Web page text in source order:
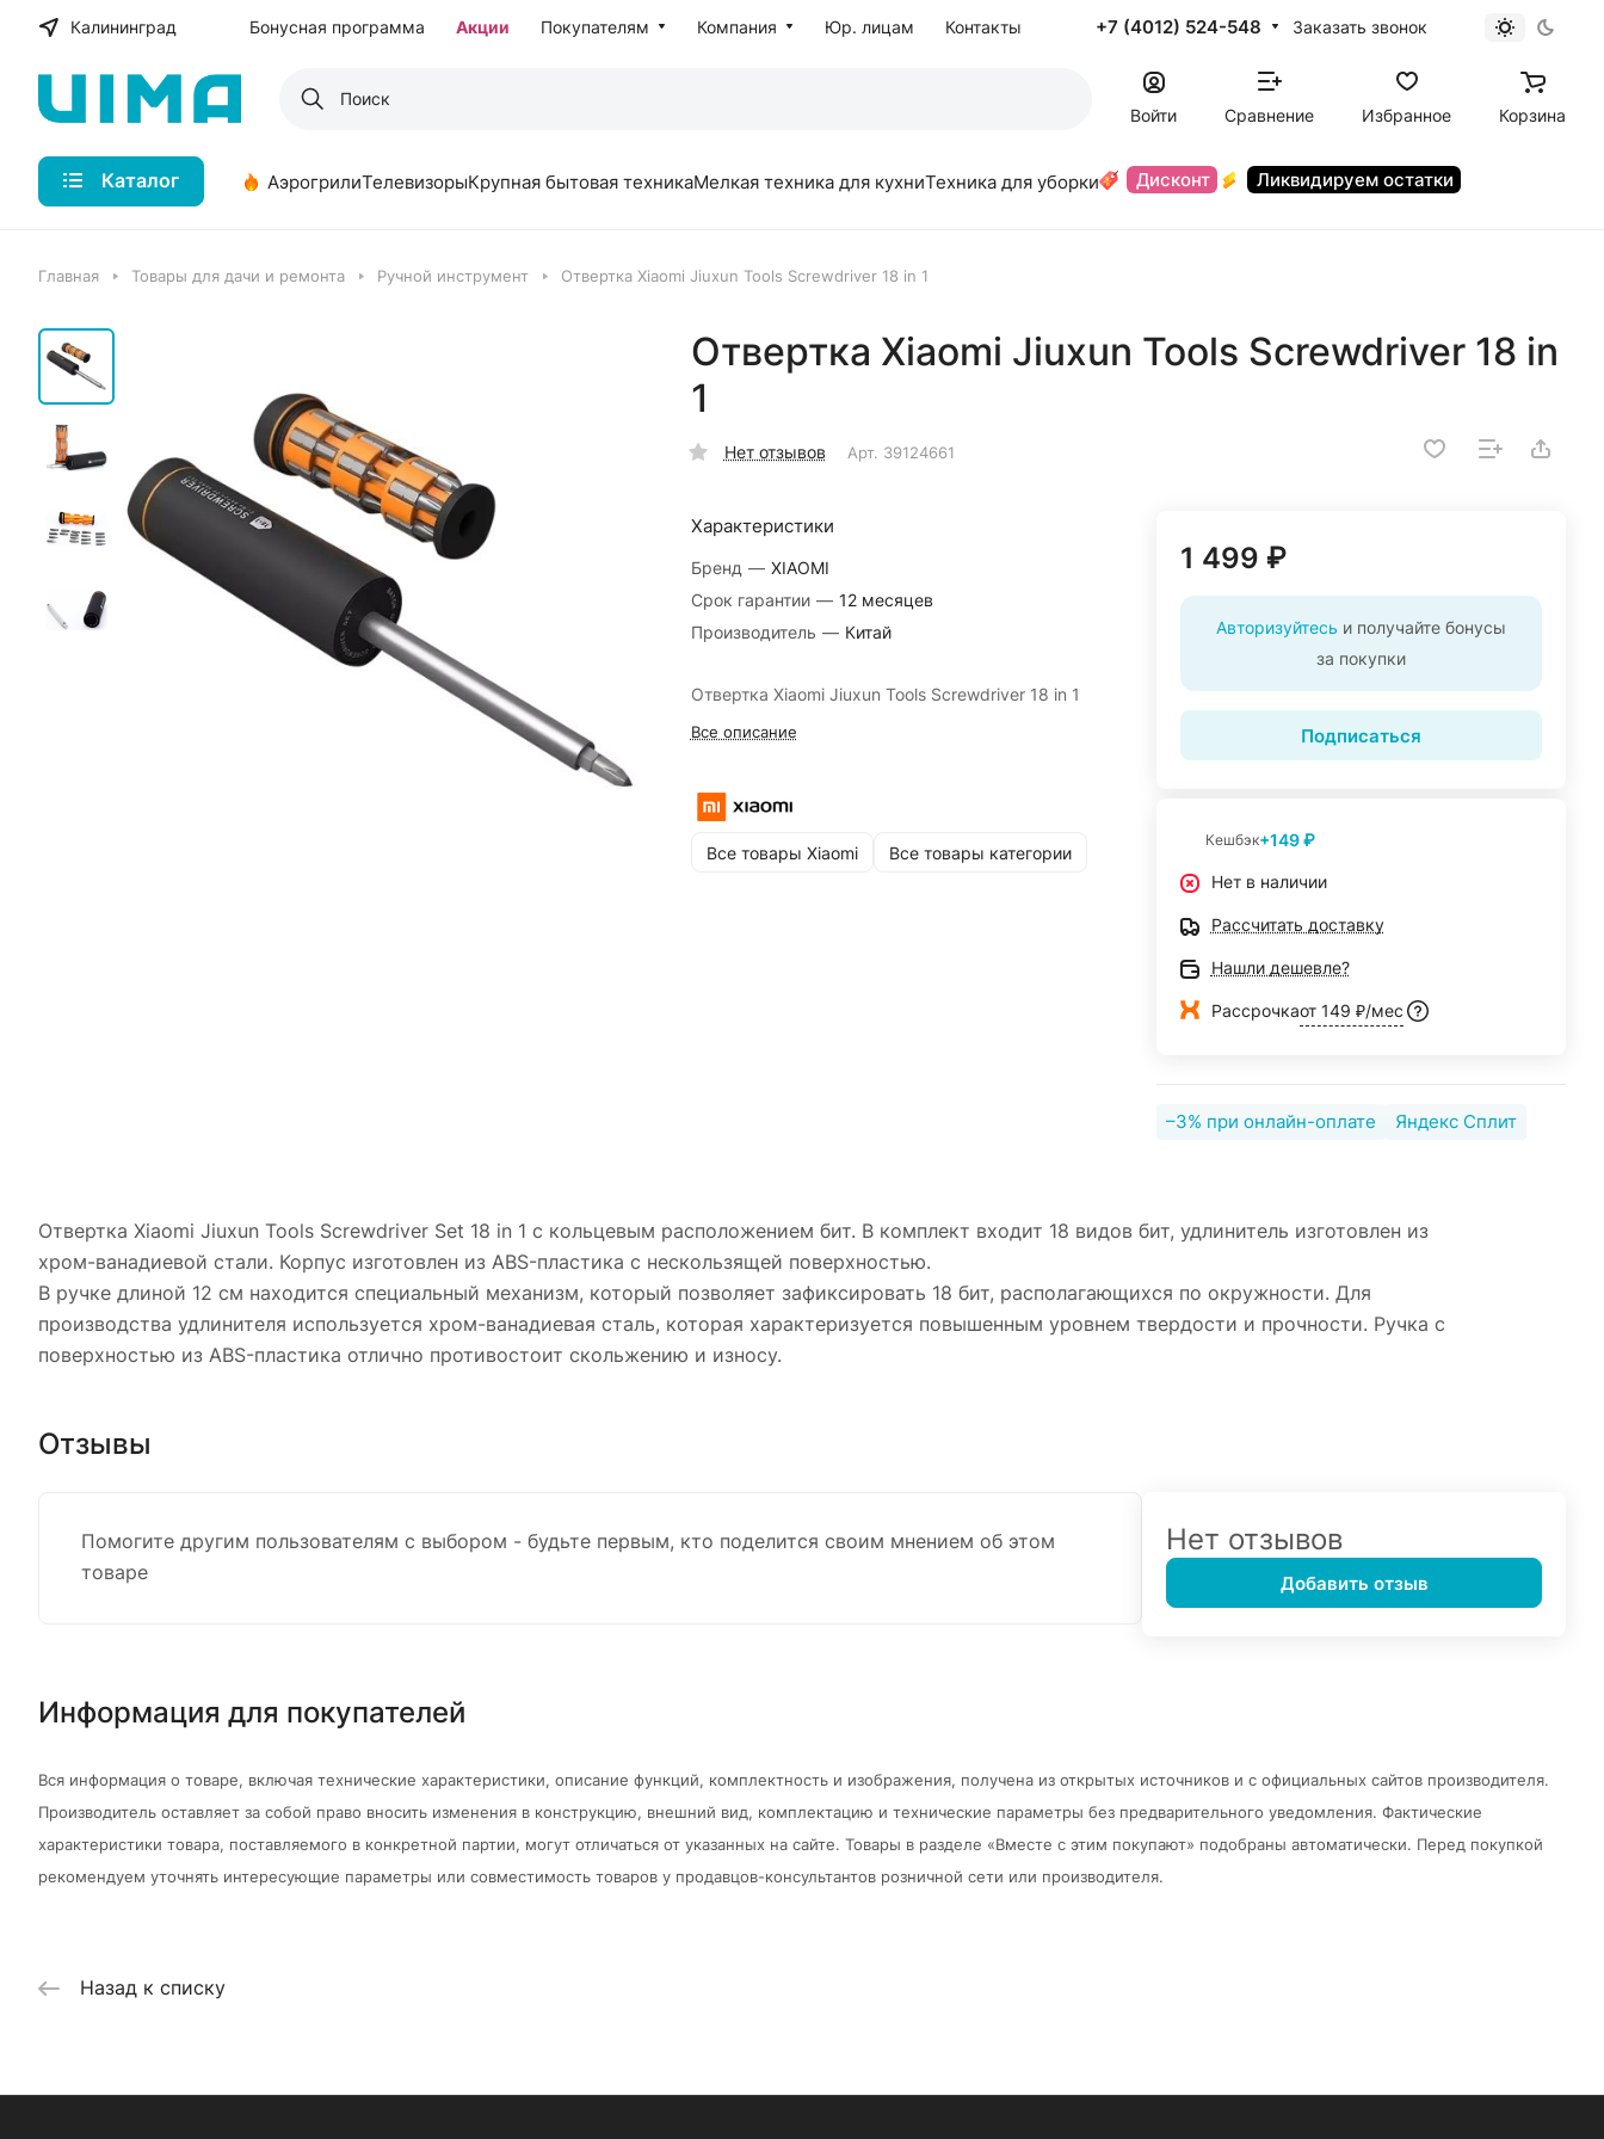
Калининград Бонусная программа Акции Покупателям Компания Юр. лицам Контакты +7 (4012) 524-548 Заказать звонок
Войти Сравнение Избранное Корзина
Каталог АэрогрилиТелевизорыКрупная бытовая техникаМелкая техника для кухниТехника для уборки Дисконт Ликвидируем остатки
Главная Товары для дачи и ремонта Ручной инструмент Отвертка Xiaomi Jiuxun Tools Screwdriver 18 in 1
Отвертка Xiaomi Jiuxun Tools Screwdriver 18 in
1
Нет отзывов Арт. 39124661
Характеристики
Бренд — XIAOMI
Срок гарантии — 12 месяцев
Производитель — Китай
Отвертка Xiaomi Jiuxun Tools Screwdriver 18 in 1
Все описание
Все товары Xiaomi Все товары категории
1 499 ₽
Авторизуйтесь и получайте бонусы
за покупки
Подписаться
Кешбэк+149 ₽
Нет в наличии
Рассчитать доставку
Нашли дешевле?
Рассрочкаот 149 ₽/мес
–3% при онлайн-оплате Яндекс Сплит
Отвертка Xiaomi Jiuxun Tools Screwdriver Set 18 in 1 с кольцевым расположением бит. В комплект входит 18 видов бит, удлинитель изготовлен из
хром-ванадиевой стали. Корпус изготовлен из ABS-пластика с нескользящей поверхностью.
В ручке длиной 12 см находится специальный механизм, который позволяет зафиксировать 18 бит, располагающихся по окружности. Для
производства удлинителя используется хром-ванадиевая сталь, которая характеризуется повышенным уровнем твердости и прочности. Ручка с
поверхностью из ABS-пластика отлично противостоит скольжению и износу.
Отзывы
Помогите другим пользователям с выбором - будьте первым, кто поделится своим мнением об этом
товаре
Нет отзывов
Добавить отзыв
Информация для покупателей
Вся информация о товаре, включая технические характеристики, описание функций, комплектность и изображения, получена из открытых источников и с официальных сайтов производителя.
Производитель оставляет за собой право вносить изменения в конструкцию, внешний вид, комплектацию и технические параметры без предварительного уведомления. Фактические
характеристики товара, поставляемого в конкретной партии, могут отличаться от указанных на сайте. Товары в разделе «Вместе с этим покупают» подобраны автоматически. Перед покупкой
рекомендуем уточнять интересующие параметры или совместимость товаров у продавцов-консультантов розничной сети или производителя.
Назад к списку